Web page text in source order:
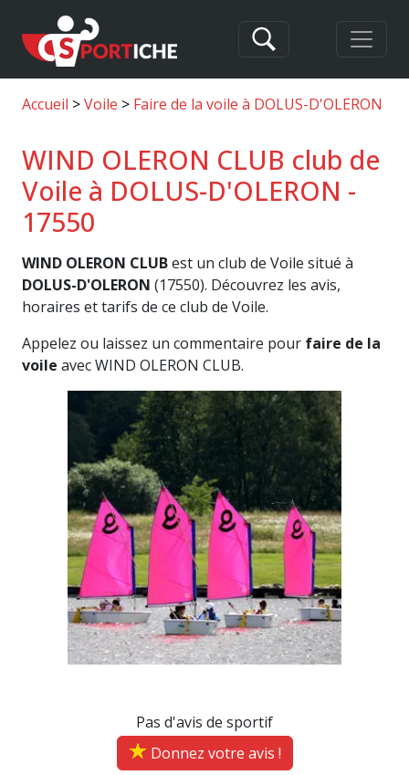
Accueil Voile Faire de la voile à DOLUS-D'OLERON
WIND OLERON CLUB club de
Voile à DOLUS-D'OLERON -
17550
WIND OLERON CLUBest un club de Voile situé à
DOLUS-D'OLERON (17550). Découvrez les avis,
horaires et tarifs de ce club de Voile.
Appelez ou laissez un commentaire pour faire de la
voile avec WIND OLERON CLUB.
Pas d'avis de sportif
Donnez votre avis !